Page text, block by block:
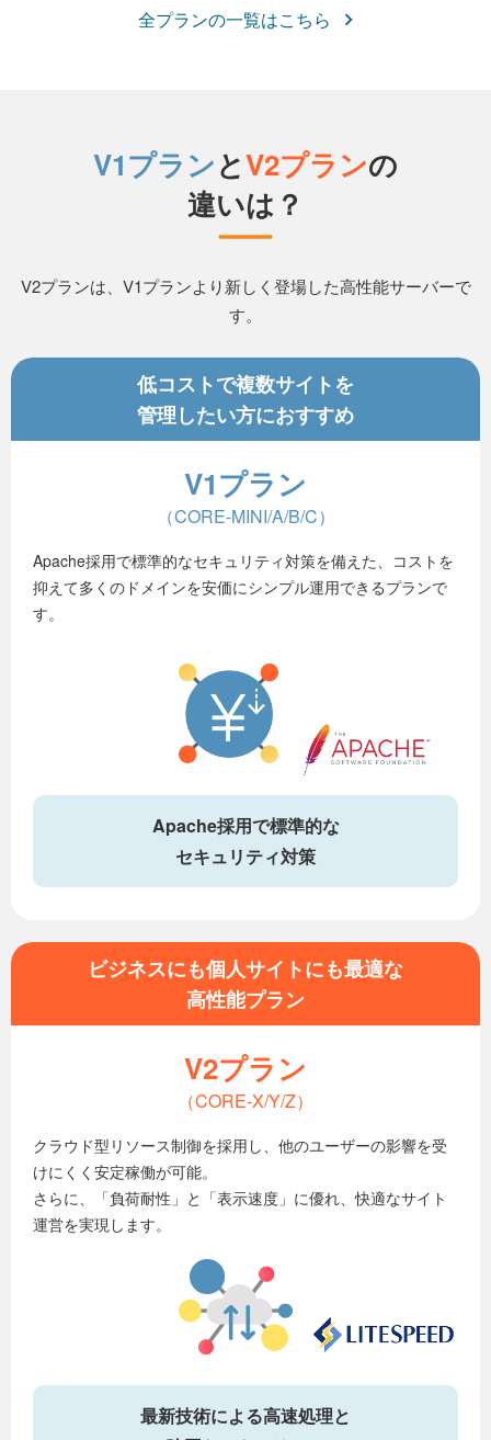
全プランの一覧はこちら
V1プランとV2プランの
違いは？
V2プランは、V1プランより新しく登場した高性能サーバーで
す。
低コストで複数サイトを
管理したい方におすすめ
V1プラン
（CORE-MINI/A/B/C）
Apache採用で標準的なセキュリティ対策を備えた、コストを
抑えて多くのドメインを安価にシンプル運用できるプランで
す。
Apache採用で標準的な
セキュリティ対策
ビジネスにも個人サイトにも最適な
高性能プラン
V2プラン
（CORE-X/Y/Z）
クラウド型リソース制御を採用し、他のユーザーの影響を受
けにくく安定稼働が可能。
さらに、「負荷耐性」と「表示速度」に優れ、快適なサイト
運営を実現します。
最新技術による高速処理と